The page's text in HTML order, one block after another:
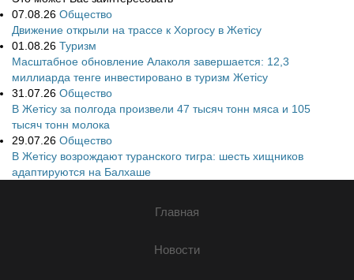
07.08.26 Общество
Движение открыли на трассе к Хоргосу в Жетісу
01.08.26 Туризм
Масштабное обновление Алаколя завершается: 12,3
миллиарда тенге инвестировано в туризм Жетісу
31.07.26 Общество
В Жетісу за полгода произвели 47 тысяч тонн мяса и 105
тысяч тонн молока
29.07.26 Общество
В Жетісу возрождают туранского тигра: шесть хищников
адаптируются на Балхаше
Главная
Новости